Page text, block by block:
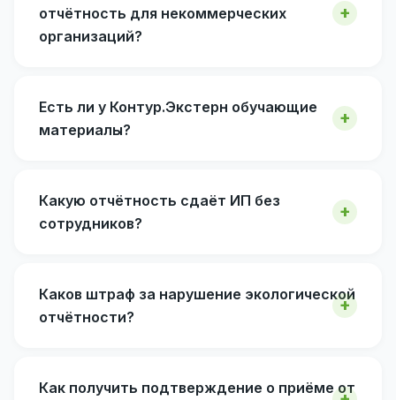
отчётность для некоммерческих
организаций?
Есть ли у Контур.Экстерн обучающие
материалы?
Какую отчётность сдаёт ИП без
сотрудников?
Каков штраф за нарушение экологической
отчётности?
Как получить подтверждение о приёме от